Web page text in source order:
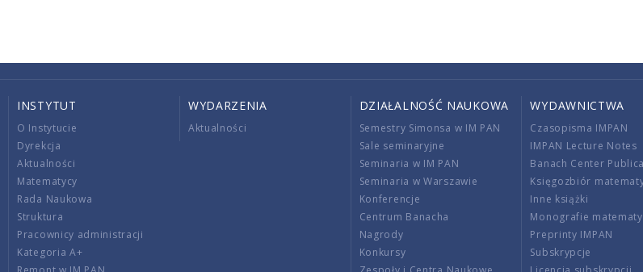
INSTYTUT
O Instytucie
Dyrekcja
Aktualności
Matematycy
Rada Naukowa
Struktura
Pracownicy administracji
Kategoria A+
WYDARZENIA
Aktualności
DZIAŁALNOŚĆ NAUKOWA
Semestry Simonsa w IM PAN
Sale seminaryjne
Seminaria w IM PAN
Seminaria w Warszawie
Konferencje
Centrum Banacha
Nagrody
Konkursy
WYDAWNICTWA
Czasopisma IMPAN
IMPAN Lecture Notes
Banach Center
Księgozbiór
Inne książki
Monografie
Preprinty IMPAN
Subskrypcje